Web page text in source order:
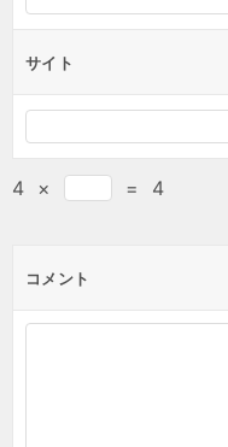
サイト
4 × = 4
コメント